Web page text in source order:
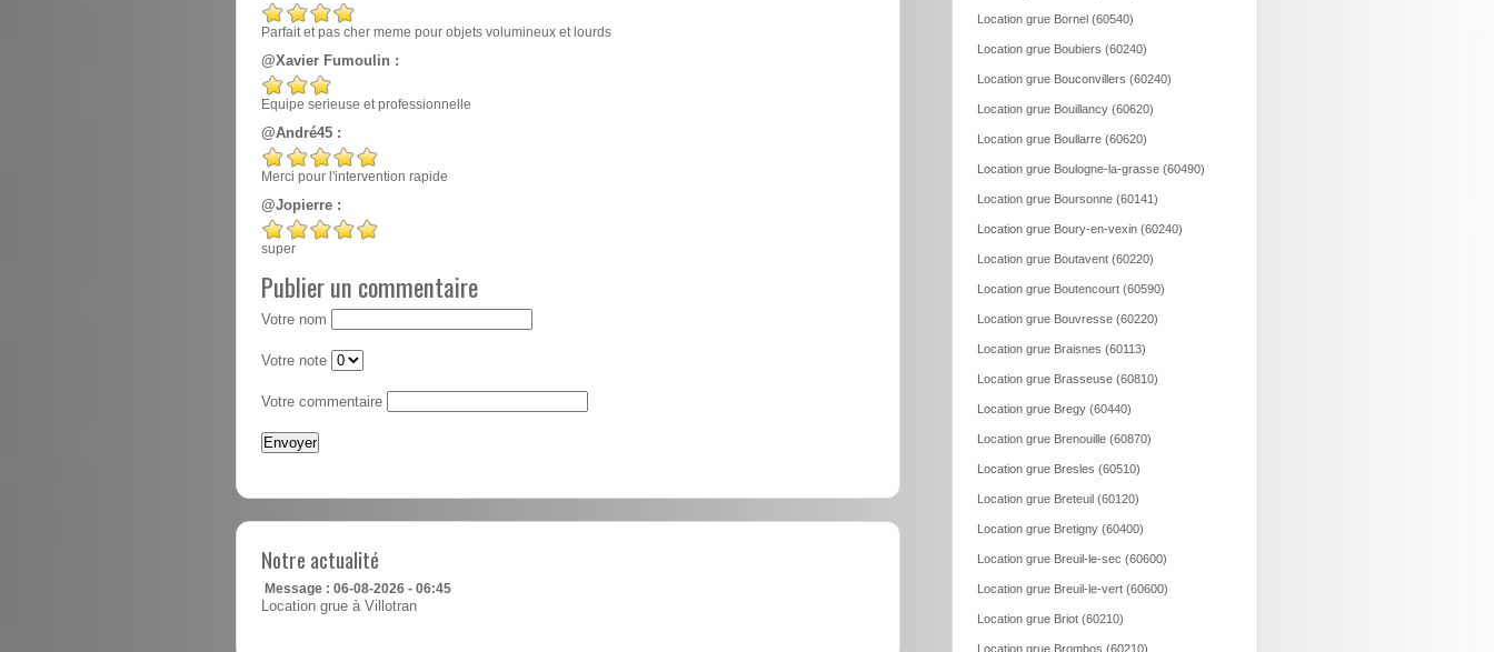
Parfait et pas cher meme pour objets volumineux et lourds
@Xavier Fumoulin :
Equipe serieuse et professionnelle
@André45 :
Merci pour l'intervention rapide
@Jopierre :
super
Publier un commentaire
Votre nom
Votre note
Votre commentaire
Notre actualité
Message : 06-08-2026 - 06:45
Location grue à Villotran
Location grue Bornel (60540)
Location grue Boubiers (60240)
Location grue Bouconvillers (60240)
Location grue Bouillancy (60620)
Location grue Boullarre (60620)
Location grue Boulogne-la-grasse (60490)
Location grue Boursonne (60141)
Location grue Boury-en-vexin (60240)
Location grue Boutavent (60220)
Location grue Boutencourt (60590)
Location grue Bouvresse (60220)
Location grue Braisnes (60113)
Location grue Brasseuse (60810)
Location grue Bregy (60440)
Location grue Brenouille (60870)
Location grue Bresles (60510)
Location grue Breteuil (60120)
Location grue Bretigny (60400)
Location grue Breuil-le-sec (60600)
Location grue Breuil-le-vert (60600)
Location grue Briot (60210)
Location grue Brombos (60210)